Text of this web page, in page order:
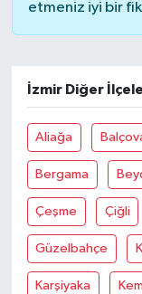
etmeniz iyi bir
İzmir Diğer
Aliağa
Bergama
Çeşme Çiğli
Güzelbahçe
Karşiyaka